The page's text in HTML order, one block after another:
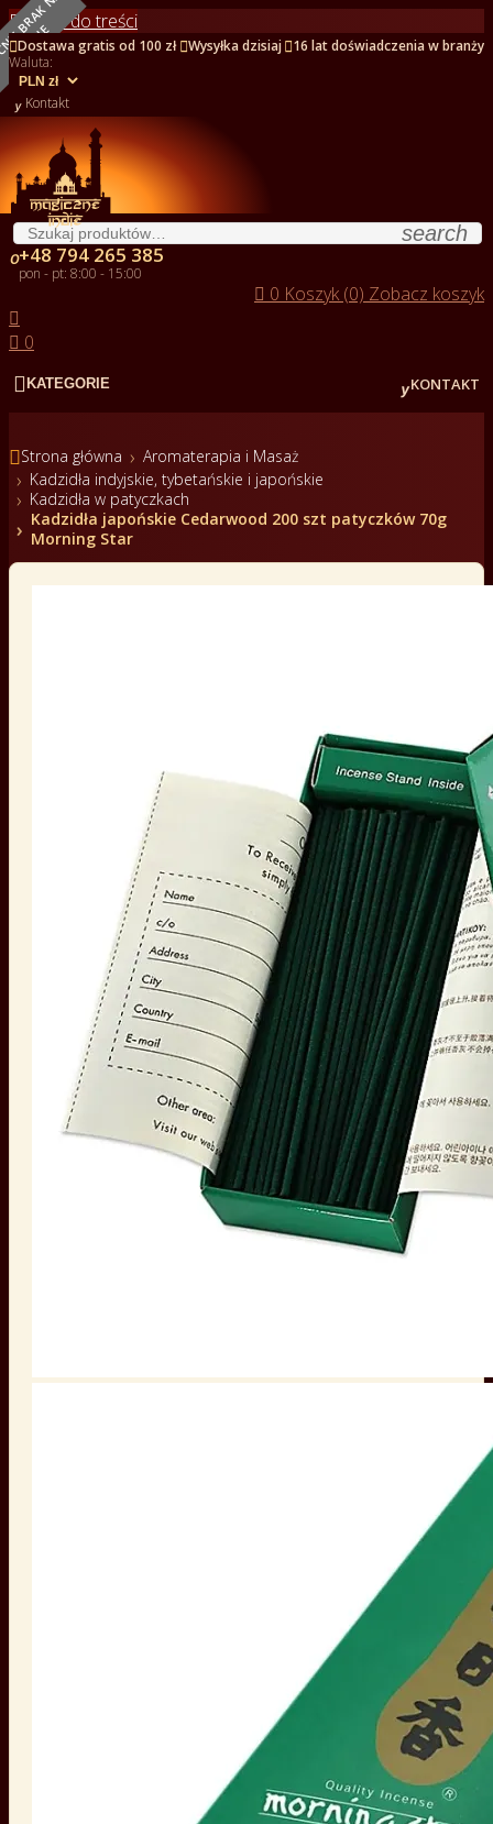
Przejdź do treści
Dostawa gratis od 100 zł Wysyłka dzisiaj 16 lat doświadczenia w branży
Waluta:
 Kontakt
search
+48 794 265 385
pon - pt: 8:00 - 15:00
 0 Koszyk (0) Zobacz koszyk

 0
 KATEGORIE KONTAKT
Strona główna
Aromaterapia i Masaż
Kadzidła indyjskie, tybetańskie i japońskie
Kadzidła w patyczkach
Kadzidła japońskie Cedarwood 200 szt patyczków 70g
Morning Star
NOWY
E